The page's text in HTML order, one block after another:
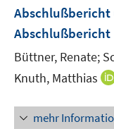
Abschlußbericht
Abschlußbericht
Büttner, Renate;
Knuth, Matthias
mehr